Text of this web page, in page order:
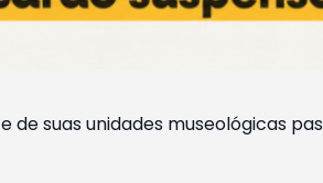
de suas unidades museológicas